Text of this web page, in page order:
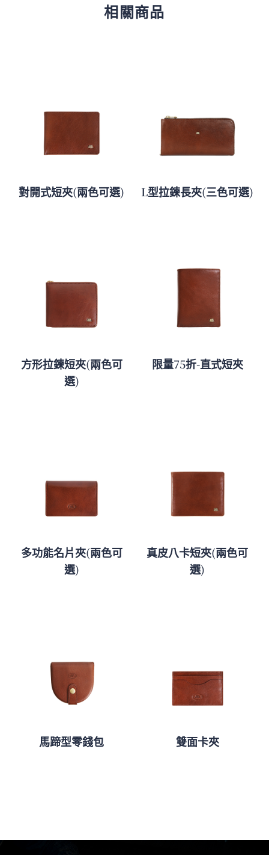
相關商品
對開式短夾(兩色可選) L型拉鍊長夾(三色可選)
方形拉鍊短夾(兩色可
選)
限量75折-直式短夾
多功能名片夾(兩色可
選)
真皮八卡短夾(兩色可
選)
馬蹄型零錢包 雙面卡夾